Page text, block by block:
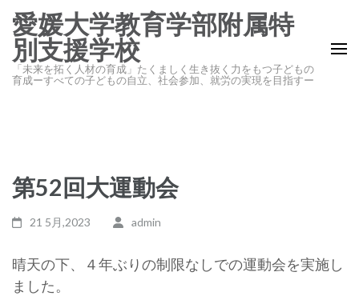
ン
ン
ッ
プ
(Enter
押
す)
愛媛大学教育学部附属特
別支援学校
「未来を拓く人材の育成」たくましく生き抜く力をもつ子どもの
育成ーすべての子どもの自立、社会参加、就労の実現を目指すー
第52回大運動会
21 5月,2023 admin
晴天の下、４年ぶりの制限なしでの運動会を実施し
ました。